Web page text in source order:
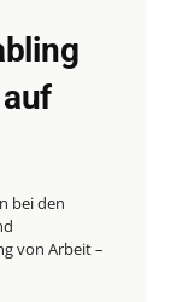
bei den
von Arbeit –